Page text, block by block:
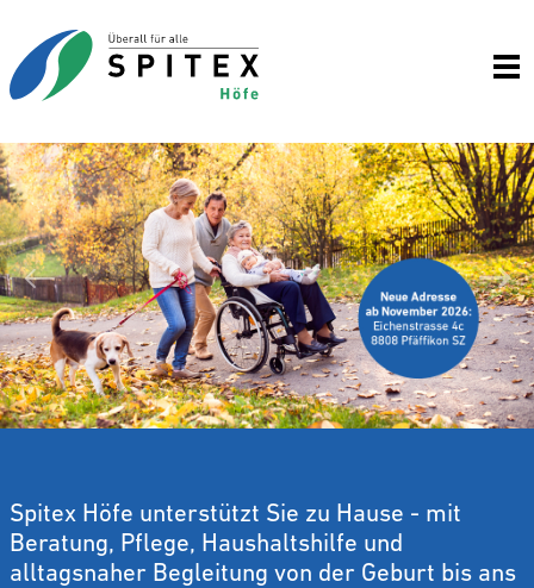
Zurück
Spitex Höfe unterstützt Sie zu Hause - mit
Beratung, Pflege, Haushaltshilfe und
alltagsnaher Begleitung von der Geburt bis ans